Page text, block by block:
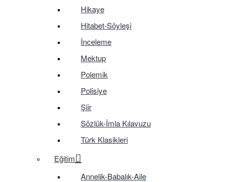
Hikaye
Hitabet-Söyleşi
İnceleme
Mektup
Polemik
Polisiye
Şiir
Sözlük-İmla Kılavuzu
Türk Klasikleri
Eğitim
Annelik-Babalık-Aile